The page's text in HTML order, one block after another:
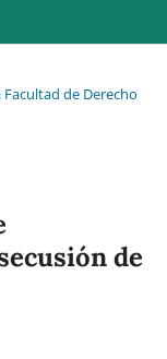
Facultad de Derecho
de